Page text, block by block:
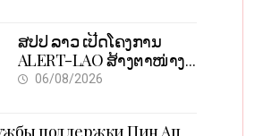
ສປປ ລາວ ເປີດໂຄງການ
ALERT-LAO ສ້າງຕາໜ່າງ
ເຕືອນໄພພະຍາດລະບາດທົ່ວ
06/08/2026
поддержки Пин Ап